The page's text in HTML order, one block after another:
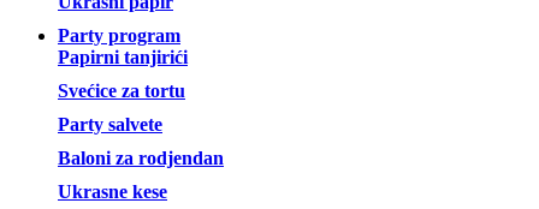
Party program
Papirni tanjirići
Svećice za tortu
Party salvete
Baloni za rodjendan
Ukrasne kese